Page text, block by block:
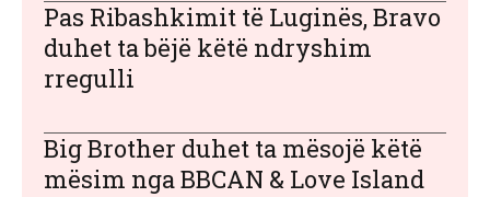
Pas Ribashkimit të Luginës, Bravo
duhet ta bëjë këtë ndryshim
rregulli
Big Brother duhet ta mësojë këtë
mësim nga BBCAN & Love Island